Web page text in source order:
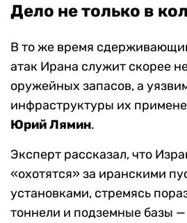
Дело не только в
В то же время
атак Ирана служит скорее
оружейных запасов, а
инфраструктуры их
Юрий Лямин.
Эксперт рассказал, что
«охотятся» за иранскими
установками, стремясь
тоннели и подземные базы —